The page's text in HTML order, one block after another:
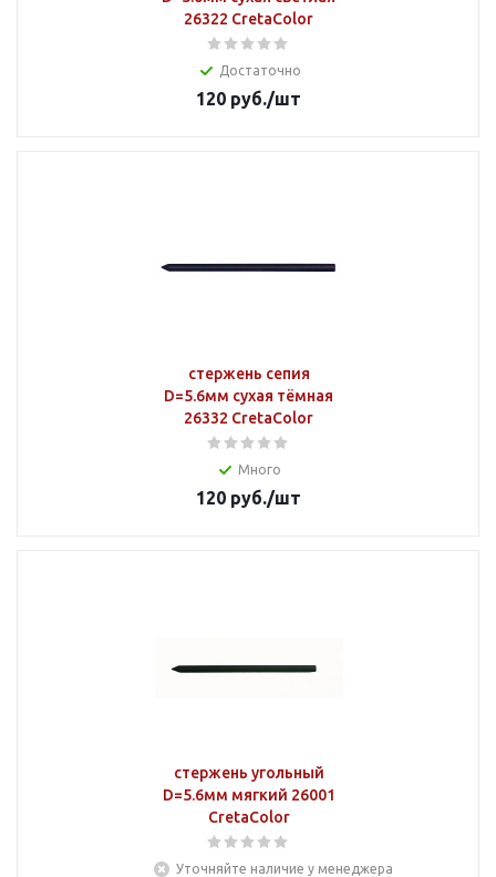
26322 CretaColor
Достаточно
120 руб./шт
стержень сепия
D=5.6мм сухая тёмная
26332 CretaColor
Много
120 руб./шт
стержень угольный
D=5.6мм мягкий 26001
CretaColor
Уточняйте наличие у менеджера